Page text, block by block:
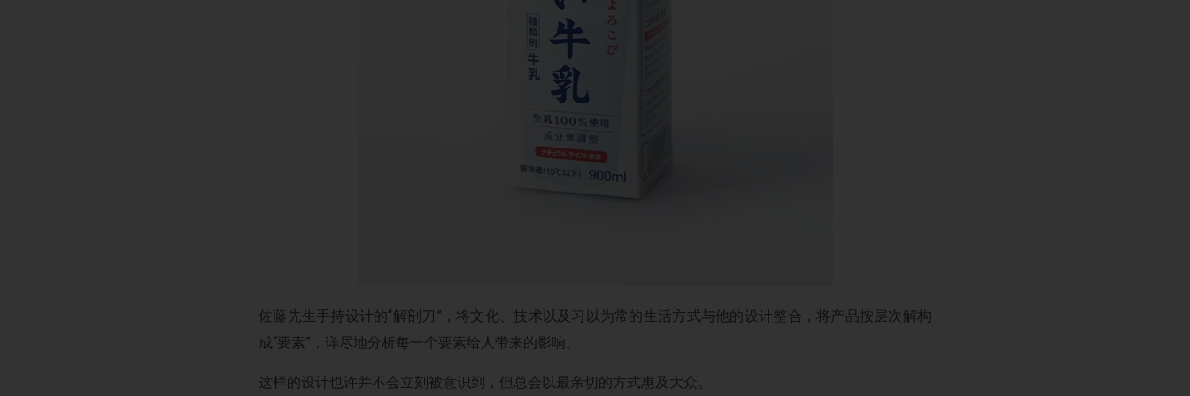
佐藤先生手持设计的“解剖刀”，将文化、技术以及习以为常的生活方式与他的设计整合，将产品按层次解构
成“要素”，详尽地分析每一个要素给人带来的影响。
这样的设计也许并不会立刻被意识到，但总会以最亲切的方式惠及大众。